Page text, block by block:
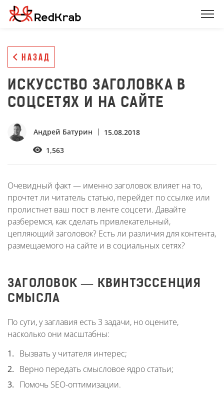
НАЗАД
ИСКУССТВО ЗАГОЛОВКА В
СОЦСЕТЯХ И НА САЙТЕ
Андрей Батурин
15.08.2018
1,563
Очевидный факт — именно заголовок влияет на то,
прочтет ли читатель статью, перейдет по ссылке или
пролистнет ваш пост в ленте соцсети. Давайте
разберемся, как сделать привлекательный,
цепляющий заголовок? Есть ли различия для контента,
размещаемого на сайте и в социальных сетях?
ЗАГОЛОВОК — КВИНТЭССЕНЦИЯ
СМЫСЛА
По сути, у заглавия есть 3 задачи, но оцените,
насколько они масштабны:
Вызвать у читателя интерес;
Верно передать смысловое ядро статьи;
Помочь SEO-оптимизации.